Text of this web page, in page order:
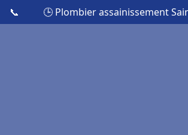
📞 🕒 Plombier assainissement